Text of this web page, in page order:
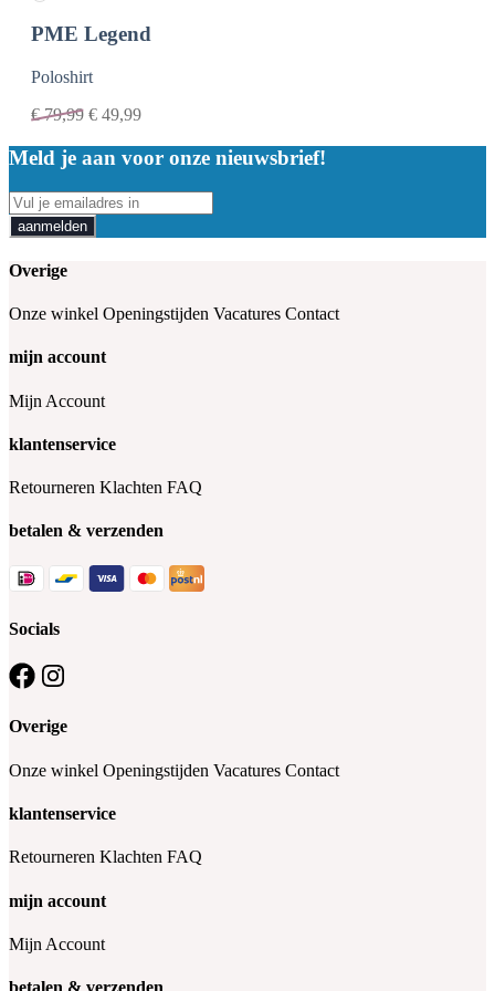
PME Legend
Poloshirt
€79,99 € 49,99
Meld je aan voor onze nieuwsbrief!
aanmelden
Overige
Onze winkel Openingstijden Vacatures Contact
mijn account
Mijn Account
klantenservice
Retourneren Klachten FAQ
betalen & verzenden
Socials
Overige
Onze winkel Openingstijden Vacatures Contact
klantenservice
Retourneren Klachten FAQ
mijn account
Mijn Account
betalen & verzenden